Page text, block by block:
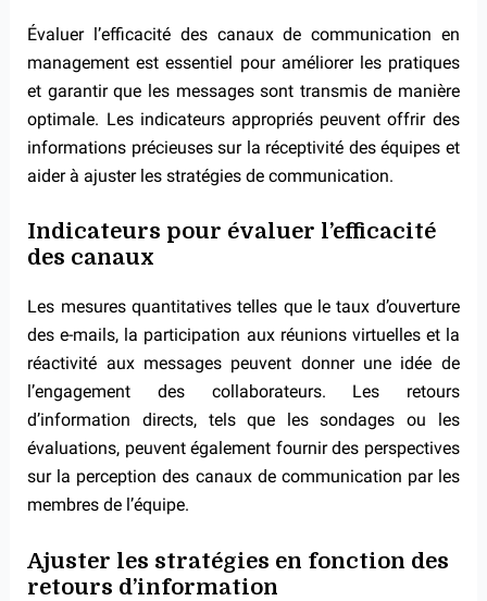
Évaluer l’efficacité des canaux de communication en
management est essentiel pour améliorer les pratiques
et garantir que les messages sont transmis de manière
optimale. Les indicateurs appropriés peuvent offrir des
informations précieuses sur la réceptivité des équipes et
aider à ajuster les stratégies de communication.
Indicateurs pour évaluer l’efficacité
des canaux
Les mesures quantitatives telles que le taux d’ouverture
des e-mails, la participation aux réunions virtuelles et la
réactivité aux messages peuvent donner une idée de
l’engagement des collaborateurs. Les retours
d’information directs, tels que les sondages ou les
évaluations, peuvent également fournir des perspectives
sur la perception des canaux de communication par les
membres de l’équipe.
Ajuster les stratégies en fonction des
retours d’information